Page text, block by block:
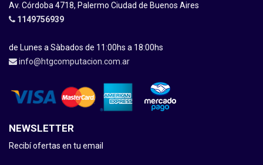
Av. Córdoba 4718, Palermo Ciudad de Buenos Aires
1149756939
de Lunes a Sàbados de 11:00hs a 18:00hs
info@htgcomputacion.com.ar
NEWSLETTER
Recibí ofertas en tu email